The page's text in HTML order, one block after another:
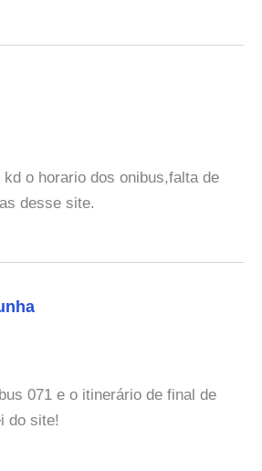
o horario dos onibus,falta de
desse site.
071 e o itinerário de final de
do site!